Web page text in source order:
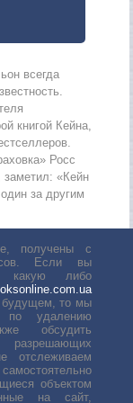
всегда
книгой Кейна,
Росс
заметил: «Кейн
за другим
получены с
Если вы
какую либо
будущем, то мы
по удалению
обсудить
отслеживаем
объектом
на сайт,